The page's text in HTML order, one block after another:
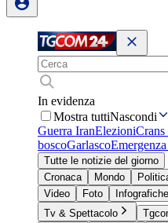
In evidenza
Mostra tuttiNascondi
Guerra IranElezioniCrans
boscoGarlasco
Tutte le notizie del giorno
Cronaca
Mondo
Video
Foto Infografiche
Tv & Spettacolo